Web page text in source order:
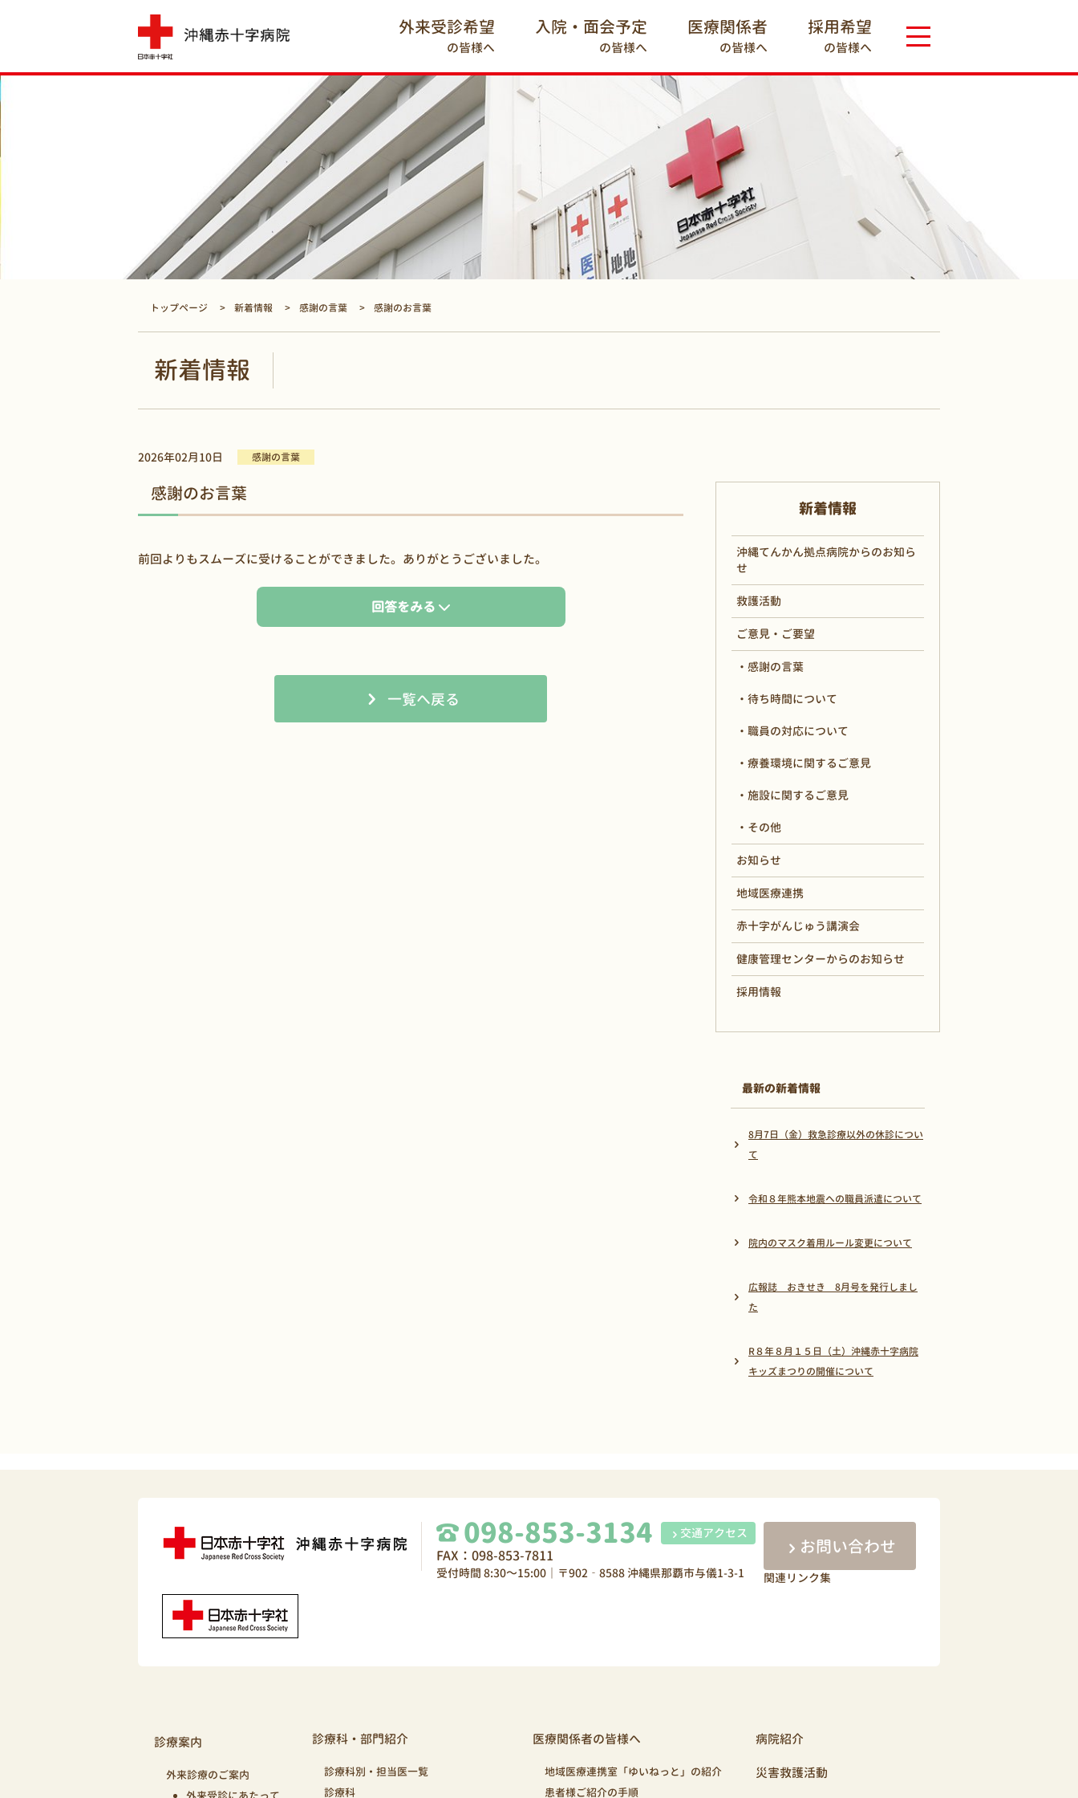
外来受診希望
の皆様へ
入院・面会予定
の皆様へ
医療関係者
の皆様へ
採用希望
の皆様へ
トップページ 新着情報 感謝の言葉 感謝のお言葉
新着情報
2026年02月10日 感謝の言葉
感謝のお言葉
前回よりもスムーズに受けることができました。ありがとうございました。
回答をみる
一覧へ戻る
新着情報
沖縄てんかん拠点病院からのお知ら
せ
救護活動
ご意見・ご要望
感謝の言葉
待ち時間について
職員の対応について
療養環境に関するご意見
施設に関するご意見
その他
お知らせ
地域医療連携
赤十字がんじゅう講演会
健康管理センターからのお知らせ
採用情報
最新の新着情報
8月7日（金）救急診療以外の休診につい
て
令和８年熊本地震への職員派遣について
院内のマスク着用ルール変更について
広報誌 おきせき 8月号を発行しまし
た
R８年８月１５日（土）沖縄赤十字病院
キッズまつりの開催について
098-853-3134
FAX：098-853-7811
交通アクセス
受付時間 8:30～15:00｜〒902‐8588 沖縄県那覇市与儀1-3-1
お問い合わせ
関連リンク集
診療案内
外来診療のご案内
診療科・部門紹介
診療科別・担当医一覧
診療科
医療関係者の皆様へ
地域医療連携室「ゆいねっと」の紹介
患者様ご紹介の手順
病院紹介
災害救護活動